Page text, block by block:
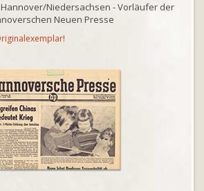
Niedersachsen - Vorläufer der
Neuen Presse